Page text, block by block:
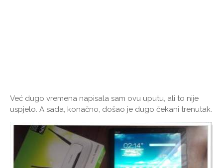
Već dugo vremena napisala sam ovu uputu, ali to nije
uspjelo. A sada, konačno, došao je dugo čekani trenutak.